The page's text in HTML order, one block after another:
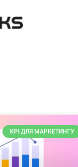
KPI ДЛЯ МАРКЕТИНГУ